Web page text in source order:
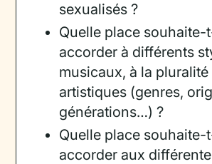
sexualisés ?
Quelle place souhaite-
accorder à différents
musicaux, à la
artistiques (genres,
générations…) ?
Quelle place souhaite-
accorder aux